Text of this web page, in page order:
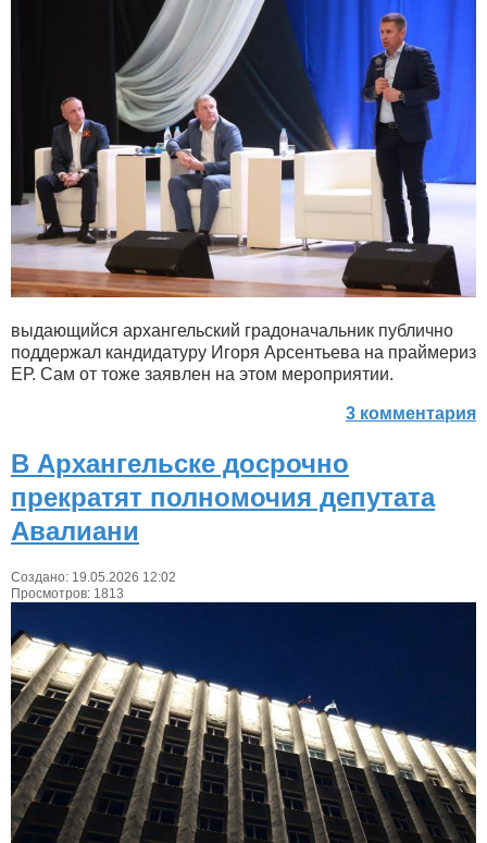
выдающийся архангельский градоначальник публично
поддержал кандидатуру Игоря Арсентьева на праймериз
ЕР. Сам от тоже заявлен на этом мероприятии.
3 комментария
В Архангельске досрочно
прекратят полномочия депутата
Авалиани
Создано: 19.05.2026 12:02
Просмотров: 1813